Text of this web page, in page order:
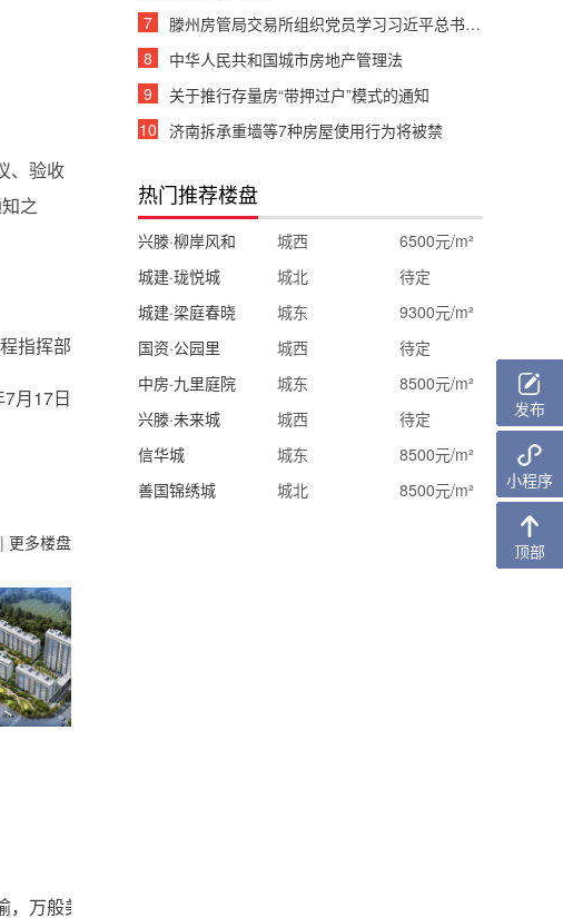
、验收
之
指挥部
17日
| 更多楼盘
万般美
7
滕州房管局交易所组织党员学习习近平总书记重要讲话
8
中华人民共和国城市房地产管理法
9
关于推行存量房“带押过户”模式的通知
10
济南拆承重墙等7种房屋使用行为将被禁
热门推荐楼盘
兴滕·柳岸风和 城西
6500元/m²
城建·珑悦城
城北
待定
城建·梁庭春晓
城东
9300元/m²
国资·公园里
城西
待定
中房·九里庭院
城东
8500元/m²
兴滕·未来城
城西
待定
信华城
城东
8500元/m²
善国锦绣城
城北 8500元/m²
发布
小程序
顶部